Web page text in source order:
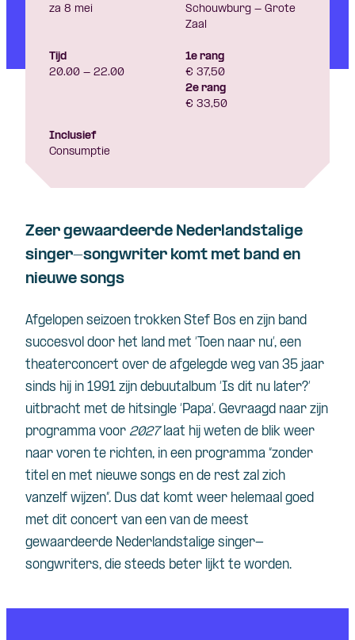
za 8 mei
Schouwburg - Grote
Zaal
Tijd
20.00 - 22.00
1e rang
€ 37,50
2e rang
€ 33,50
Inclusief
Consumptie
Zeer gewaardeerde Nederlandstalige
singer-songwriter komt met band en
nieuwe songs
Afgelopen seizoen trokken Stef Bos en zijn band
succesvol door het land met ‘Toen naar nu’, een
theaterconcert over de afgelegde weg van 35 jaar
sinds hij in 1991 zijn debuutalbum ‘Is dit nu later?’
uitbracht met de hitsingle ‘Papa’. Gevraagd naar zijn
programma voor 2027 laat hij weten de blik weer
naar voren te richten, in een programma “zonder
titel en met nieuwe songs en de rest zal zich
vanzelf wijzen”. Dus dat komt weer helemaal goed
met dit concert van een van de meest
gewaardeerde Nederlandstalige singer-
songwriters, die steeds beter lijkt te worden.